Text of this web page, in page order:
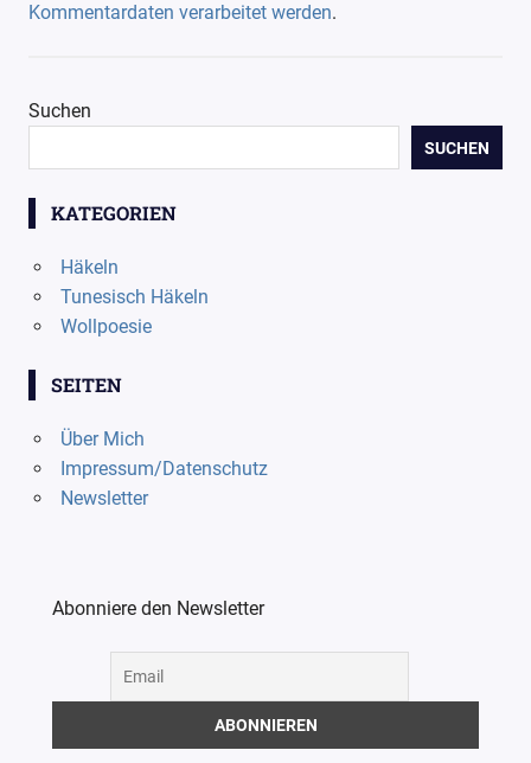
Kommentardaten verarbeitet werden.
Suchen
SUCHEN
KATEGORIEN
Häkeln
Tunesisch Häkeln
Wollpoesie
SEITEN
Über Mich
Impressum/Datenschutz
Newsletter
Abonniere den Newsletter